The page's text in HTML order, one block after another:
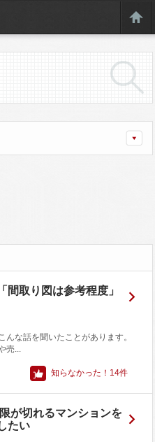
間取り図は参考程度」
な話を聞いたことがあります。
売...
知らなかった！ 14件
が切れるマンションを
たい